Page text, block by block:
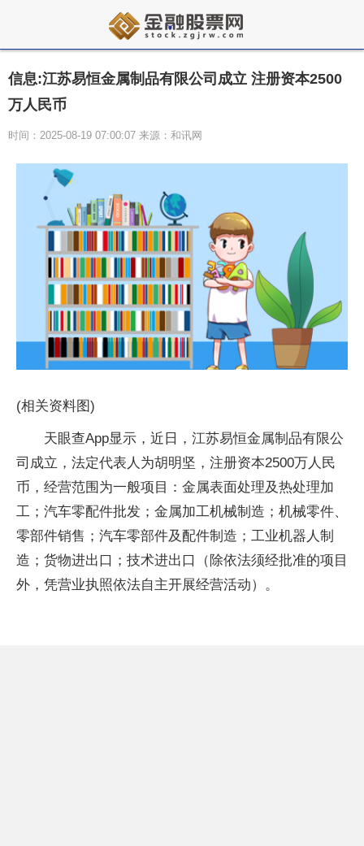
信息:江苏易恒金属制品有限公司成立 注册资本2500
万人民币
时间：2025-08-19 07:00:07 来源：和讯网
(相关资料图)
天眼查App显示，近日，江苏易恒金属制品有限公
司成立，法定代表人为胡明坚，注册资本2500万人民
币，经营范围为一般项目：金属表面处理及热处理加
工；汽车零配件批发；金属加工机械制造；机械零件、
零部件销售；汽车零部件及配件制造；工业机器人制
造；货物进出口；技术进出口（除依法须经批准的项目
外，凭营业执照依法自主开展经营活动）。